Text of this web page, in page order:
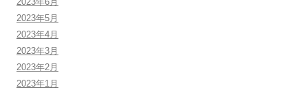
2023年5月
2023年4月
2023年3月
2023年2月
2023年1月